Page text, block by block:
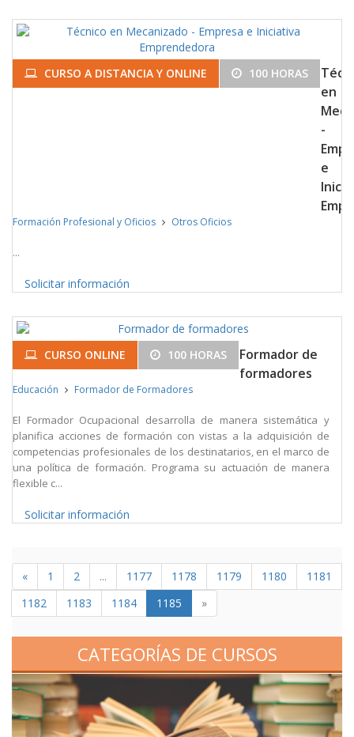
CURSO A DISTANCIA Y ONLINE 100 HORAS
en
-
e
Formación Profesional y Oficios Otros Oficios
...
Solicitar información
CURSO ONLINE 100 HORAS
Formador de
formadores
Educación Formador de Formadores
El Formador Ocupacional desarrolla de manera sistemática y
planifica acciones de formación con vistas a la adquisición de
competencias profesionales de los destinatarios, en el marco de
una política de formación. Programa su actuación de manera
flexible c...
Solicitar información
« 1 2 ... 1177 1178 1179 1180
1181
1182
1183 1184 1185 »
CATEGORÍAS DE CURSOS